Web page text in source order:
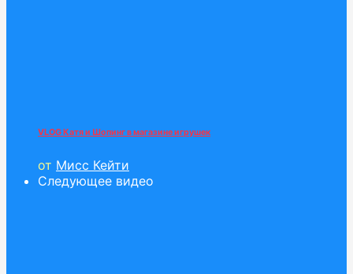
VLOG Катя и Шопинг в магазине игрушек
от Мисс Кейти
Следующее видео